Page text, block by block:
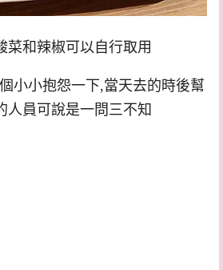
菜和辣椒可以自行取用
小小抱怨一下,當天去的時後幫
人員可說是一問三不知